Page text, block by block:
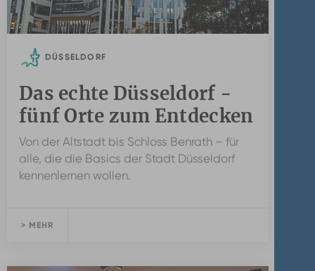
DÜSSELDORF
Das echte Düsseldorf -
fünf Orte zum Entdecken
Von der Altstadt bis Schloss Benrath – für
alle, die die Basics der Stadt Düsseldorf
kennenlernen wollen.
> MEHR